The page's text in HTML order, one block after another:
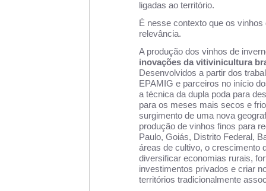
ligadas ao território.
É nesse contexto que os
relevância.
A produção dos vinhos de
inovações da vitivinicultura
Desenvolvidos a partir dos
EPAMIG e parceiros no início
a técnica da dupla poda para
para os meses mais secos e
surgimento de uma nova
produção de vinhos finos para
Paulo, Goiás, Distrito Federal,
áreas de cultivo, o crescimento
diversificar economias rurais,
investimentos privados e criar
territórios tradicionalmente